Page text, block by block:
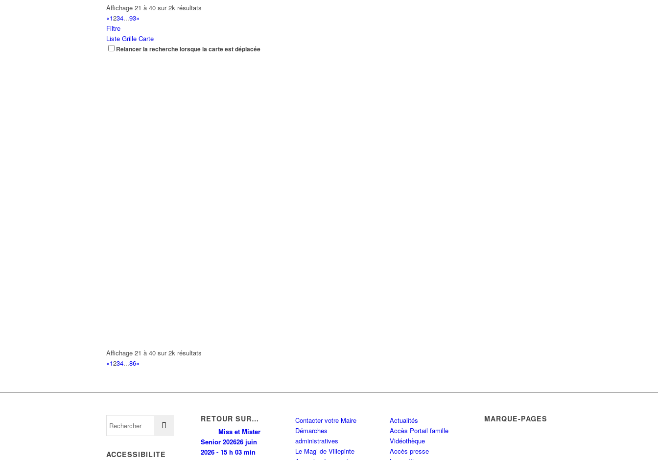
Affichage 21 à 40 sur 2k résultats
«1234...93»
Filtre
Liste Grille Carte
Relancer la recherche lorsque la carte est déplacée
Affichage 21 à 40 sur 2k résultats
«1234...86»
ACCESSIBILITÉ
RETOUR SUR…
Miss et Mister
Senior 202626 juin
2026 - 15 h 03 min
Contacter votre Maire
Démarches
administratives
Le Mag’ de Villepinte
Actualités
Accès Portail famille
Vidéothèque
Accès presse
MARQUE-PAGES